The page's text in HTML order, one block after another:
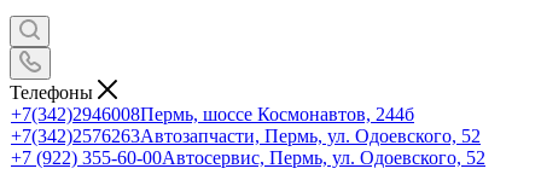
Телефоны
+7(342)2946008Пермь, шоссе Космонавтов, 244б
+7(342)2576263Автозапчасти, Пермь, ул. Одоевского, 52
+7 (922) 355-60-00Автосервис, Пермь, ул. Одоевского, 52